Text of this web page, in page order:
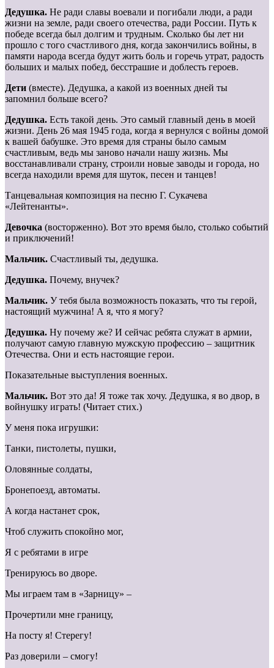
Дедушка. Не ради славы воевали и погибали люди, а ради
жизни на земле, ради своего отечества, ради России. Путь к
победе всегда был долгим и трудным. Сколько бы лет ни
прошло с того счастливого дня, когда закончились войны, в
памяти народа всегда будут жить боль и горечь утрат, радость
больших и малых побед, бесстрашие и доблесть героев.
Дети (вместе). Дедушка, а какой из военных дней ты
запомнил больше всего?
Дедушка. Есть такой день. Это самый главный день в моей
жизни. День 26 мая 1945 года, когда я вернулся с войны домой
к вашей бабушке. Это время для страны было самым
счастливым, ведь мы заново начали нашу жизнь. Мы
восстанавливали страну, строили новые заводы и города, но
всегда находили время для шуток, песен и танцев!
Танцевальная композиция на песню Г. Сукачева
«Лейтенанты».
Девочка (восторженно). Вот это время было, столько событий
и приключений!
Мальчик. Счастливый ты, дедушка.
Дедушка. Почему, внучек?
Мальчик. У тебя была возможность показать, что ты герой,
настоящий мужчина! А я, что я могу?
Дедушка. Ну почему же? И сейчас ребята служат в армии,
получают самую главную мужскую профессию – защитник
Отечества. Они и есть настоящие герои.
Показательные выступления военных.
Мальчик. Вот это да! Я тоже так хочу. Дедушка, я во двор, в
войнушку играть! (Читает стих.)
У меня пока игрушки:
Танки, пистолеты, пушки,
Оловянные солдаты,
Бронепоезд, автоматы.
А когда настанет срок,
Чтоб служить спокойно мог,
Я с ребятами в игре
Тренируюсь во дворе.
Мы играем там в «Зарницу» –
Прочертили мне границу,
На посту я! Стерегу!
Раз доверили – смогу!